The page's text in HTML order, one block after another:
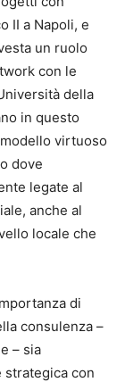
II a Napoli, e
un ruolo
con le
della
in questo
virtuoso
dove
legate al
anche al
locale che
di
consulenza –
– sia
strategica con